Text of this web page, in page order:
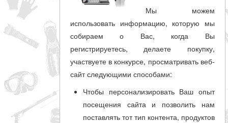
Мы можем
использовать информацию, которую мы
собираем о Вас, когда Вы
регистрируетесь, делаете покупку,
участвуете в конкурсе, просматривать веб-
сайт следующими способами:
Чтобы персонализировать Ваш опыт
посещения сайта и позволить нам
поставлять тот тип контента, продуктов